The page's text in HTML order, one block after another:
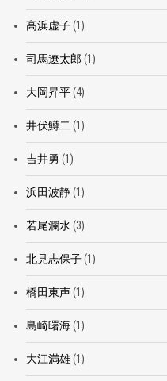
高浜虚子(1)
司馬遼太郎 (1)
大岡昇平(4)
井伏鱒二(1)
吉井勇 (1)
浜田波静(1)
若尾瀾水(3)
北見志保子(1)
橋田東声(1)
島崎曙海(1)
大江満雄(1)